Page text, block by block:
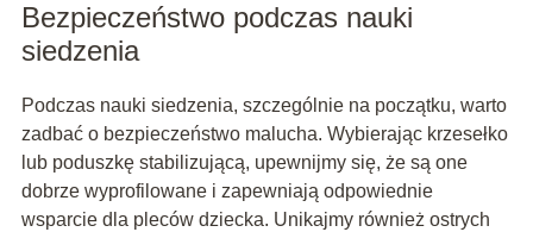
Bezpieczeństwo podczas nauki
siedzenia
Podczas nauki siedzenia, szczególnie na początku, warto
zadbać o bezpieczeństwo malucha. Wybierając krzesełko
lub poduszkę stabilizującą, upewnijmy się, że są one
dobrze wyprofilowane i zapewniają odpowiednie
wsparcie dla pleców dziecka. Unikajmy również ostrych